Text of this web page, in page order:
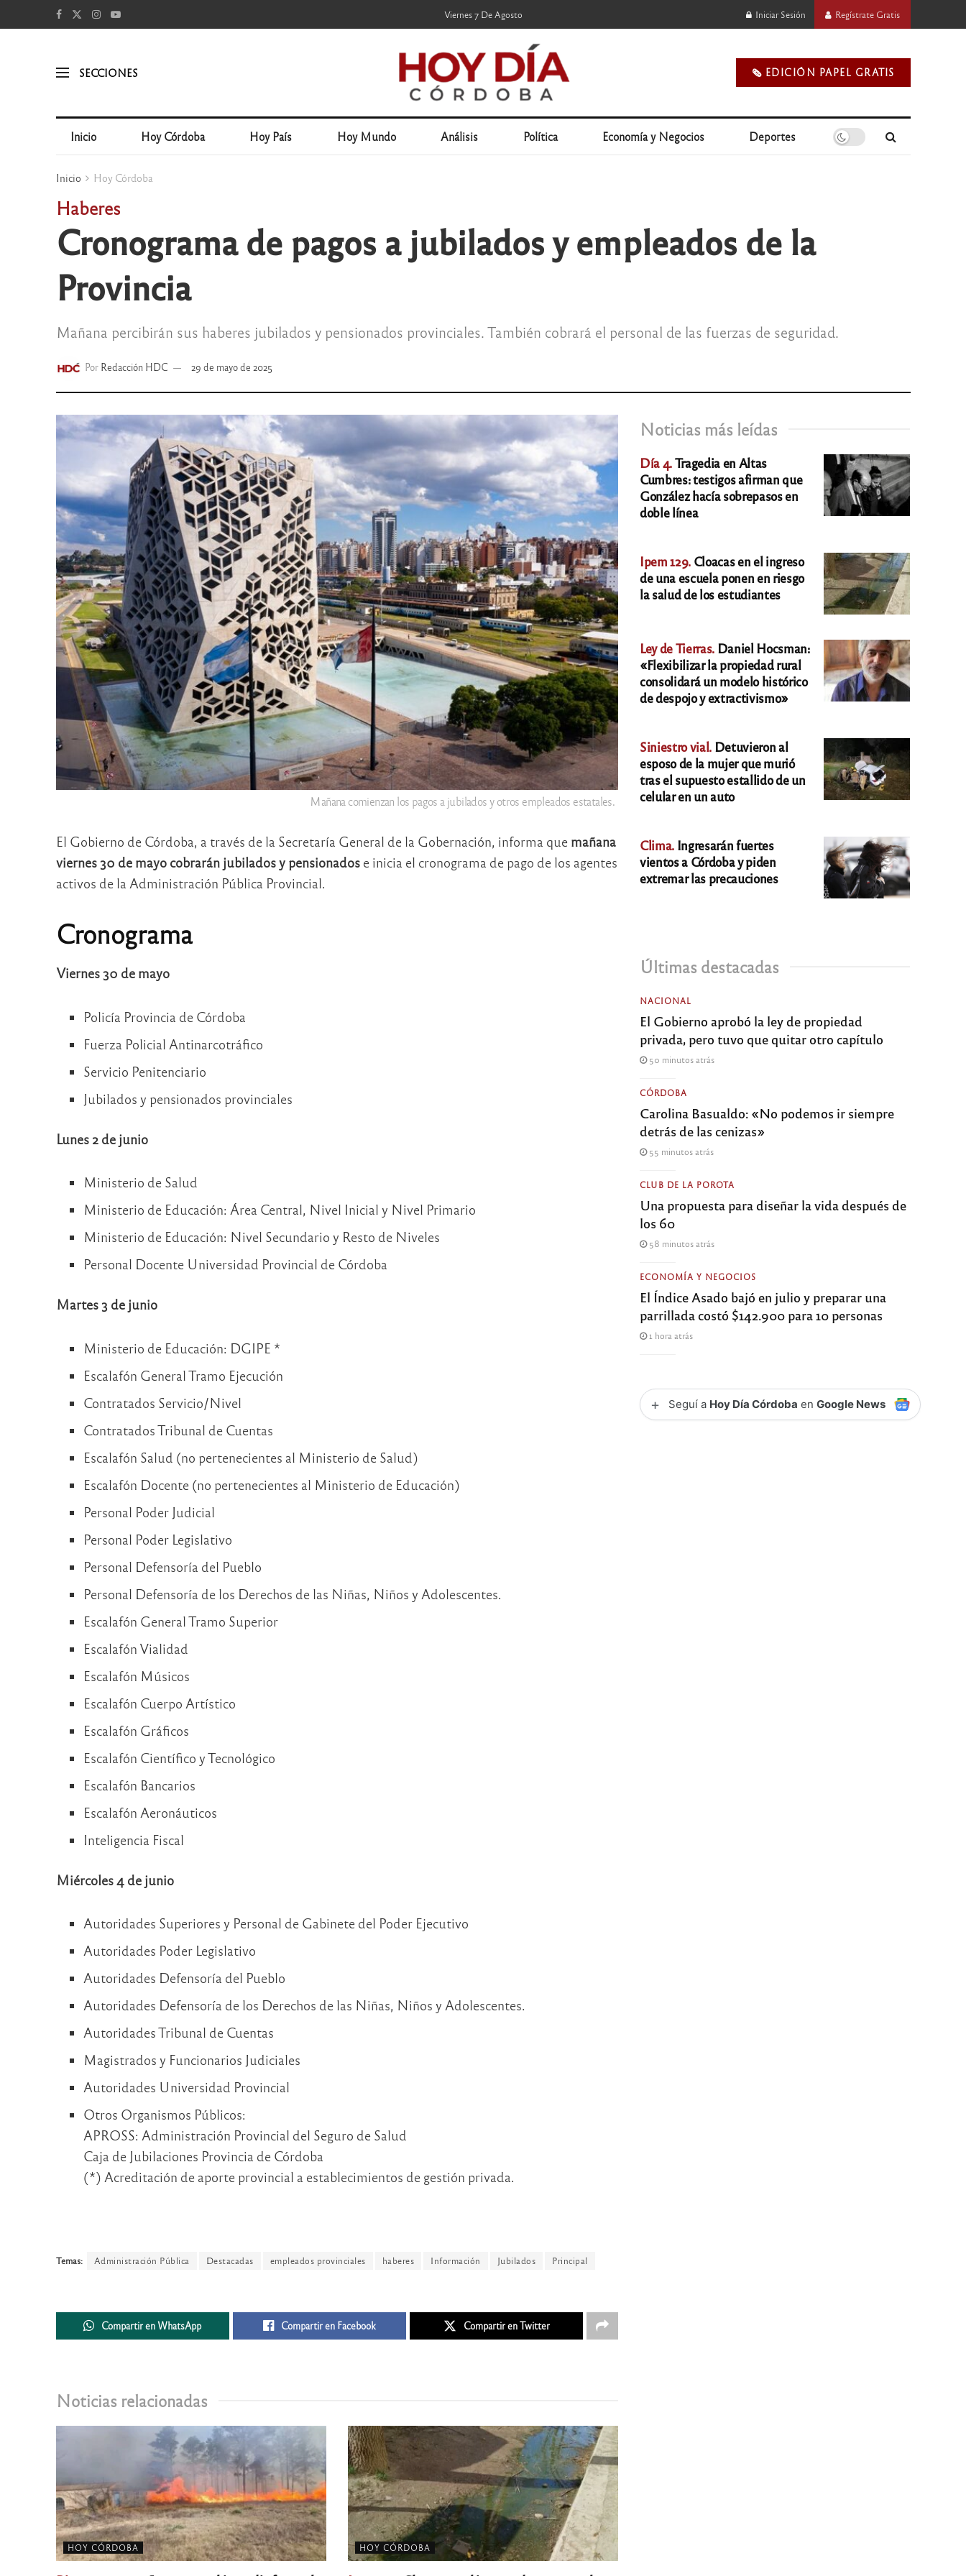
Viernes 7 De Agosto Iniciar Sesión Regístrate Gratis
SECCIONES 🗞️ EDICIÓN PAPEL GRATIS
Inicio Hoy Córdoba Hoy País Hoy Mundo Análisis Política Economía y Negocios Deportes
Inicio Hoy Córdoba
Haberes
Cronograma de pagos a jubilados y empleados de la
Provincia
Mañana percibirán sus haberes jubilados y pensionados provinciales. También cobrará el personal de las fuerzas de seguridad.
Por Redacción HDC 29 de mayo de 2025
Mañana comienzan los pagos a jubilados y otros empleados estatales.
El Gobierno de Córdoba, a través de la Secretaría General de la Gobernación, informa que mañana
viernes 30 de mayo cobrarán jubilados y pensionadose inicia el cronograma de pago de los agentes
activos de la Administración Pública Provincial.
Cronograma
Viernes 30 de mayo
Policía Provincia de Córdoba
Fuerza Policial Antinarcotráfico
Servicio Penitenciario
Jubilados y pensionados provinciales
Lunes 2 de junio
Ministerio de Salud
Ministerio de Educación: Área Central, Nivel Inicial y Nivel Primario
Ministerio de Educación: Nivel Secundario y Resto de Niveles
Personal Docente Universidad Provincial de Córdoba
Martes 3 de junio
Ministerio de Educación: DGIPE *
Escalafón General Tramo Ejecución
Contratados Servicio/Nivel
Contratados Tribunal de Cuentas
Escalafón Salud (no pertenecientes al Ministerio de Salud)
Escalafón Docente (no pertenecientes al Ministerio de Educación)
Personal Poder Judicial
Personal Poder Legislativo
Personal Defensoría del Pueblo
Personal Defensoría de los Derechos de las Niñas, Niños y Adolescentes.
Escalafón General Tramo Superior
Escalafón Vialidad
Escalafón Músicos
Escalafón Cuerpo Artístico
Escalafón Gráficos
Escalafón Científico y Tecnológico
Escalafón Bancarios
Escalafón Aeronáuticos
Inteligencia Fiscal
Miércoles 4 de junio
Autoridades Superiores y Personal de Gabinete del Poder Ejecutivo
Autoridades Poder Legislativo
Autoridades Defensoría del Pueblo
Autoridades Defensoría de los Derechos de las Niñas, Niños y Adolescentes.
Autoridades Tribunal de Cuentas
Magistrados y Funcionarios Judiciales
Autoridades Universidad Provincial
Otros Organismos Públicos:
APROSS: Administración Provincial del Seguro de Salud
Caja de Jubilaciones Provincia de Córdoba
(*) Acreditación de aporte provincial a establecimientos de gestión privada.
Temas: Administración Pública Destacadas empleados provinciales haberes Información Jubilados Principal
Compartir en WhatsApp Compartir en Facebook Compartir en Twitter
Noticias relacionadas
HOY CÓRDOBA HOY CÓRDOBA
Noticias más leídas
Día 4.Tragedia en Altas
Cumbres: testigos afirman que
González hacía sobrepasos en
doble línea
Ipem 129. Cloacas en el ingreso
de una escuela ponen en riesgo
la salud de los estudiantes
Ley de Tierras. Daniel Hocsman:
«Flexibilizar la propiedad rural
consolidará un modelo histórico
de despojo y extractivismo»
Siniestro vial. Detuvieron al
esposo de la mujer que murió
tras el supuesto estallido de un
celular en un auto
Clima. Ingresarán fuertes
vientos a Córdoba y piden
extremar las precauciones
Últimas destacadas
NACIONAL
El Gobierno aprobó la ley de propiedad
privada, pero tuvo que quitar otro capítulo
50 minutos atrás
CÓRDOBA
Carolina Basualdo: «No podemos ir siempre
detrás de las cenizas»
55 minutos atrás
CLUB DE LA POROTA
Una propuesta para diseñar la vida después de
los 60
58 minutos atrás
ECONOMÍA Y NEGOCIOS
El Índice Asado bajó en julio y preparar una
parrillada costó $142.900 para 10 personas
1 hora atrás
+ Seguí a Hoy Día Córdoba enGoogle News